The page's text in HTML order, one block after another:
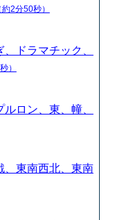
約2分50秒）
ドラマチック、
）
ロン、東、幢、
、東南西北、東南